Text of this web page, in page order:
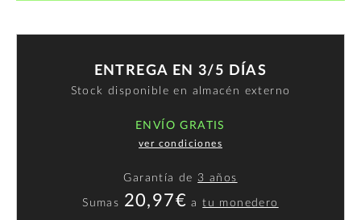
ENTREGA EN 3/5 DÍAS
Stock disponible en almacén externo
ENVÍO GRATIS
ver condiciones
Garantía de 3 años
Sumas 20,97€ atu monedero